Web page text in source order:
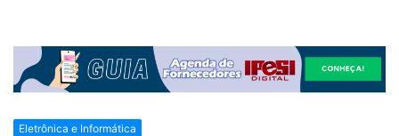
Eletrônica e Informática